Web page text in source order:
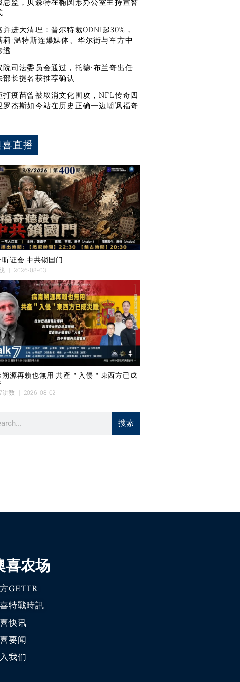
并进大清理：普尔特裁ODNI超30%，
莉·温特斯连爆媒体、华尔街与军方中
透
院司法委员会通过，托德·布兰奇出任
部长提名获推荐确认
打疫苗曾被取消文化围攻，NFL传奇四
罗杰斯如今站在历史正确一边嘲讽福奇
喜直播
听证会 中共锁国门
2026-08-03
朔源再賴也無用 共產＂入侵＂東西方已成
讲数
2026-08-02
搜索
喜农场
GETTR
特戰時訊
快讯
要闻
我们